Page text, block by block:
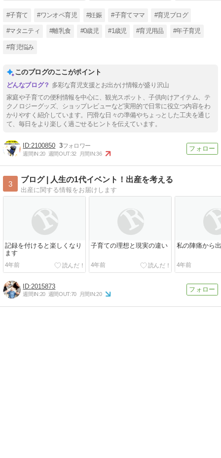
#子育て #ワンオペ育児 #妊娠 #子育てママ #育児ブログ
#マタニティ #離乳食 #0歳児 #1歳児 #育児用品 #年子育児
#育児悩み
このブログのここがポイント
多彩な育児支援とお出かけ情報が盛り沢山
家庭や子育ての便利情報を中心に、観光スポット、子供向けアイテム、テ
クノロジーグッズ、ショップレビューなど実用的で日常に役立つ内容をわ
かりやすく紹介しています。円滑な日々の準備やちょっとした工夫を通じ
て、毎日をより楽しく過ごせるヒントを伝えています。
2100850 3
週間IN:20 週間OUT:32 月間IN:36
3
ブログ | 人生の1代イベント！出産を考える
出産に関する情報をお届けします
記録を付けると楽しくなり
ます
4年前
子育ての理想と現実の違い
4年前
私の陣痛から
4年前
2015873
週間IN:20 週間OUT:70 月間IN:20